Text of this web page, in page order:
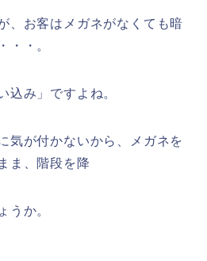
、お客はメガネがなくても暗
・・。
込み」ですよね。
気が付かないから、メガネを
ま、階段を降
うか。